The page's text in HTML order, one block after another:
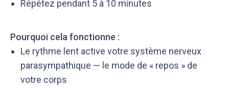
Répétez pendant 5 à 10 minutes
Pourquoi cela fonctionne :
Le rythme lent active votre système nerveux
parasympathique — le mode de « repos » de
votre corps